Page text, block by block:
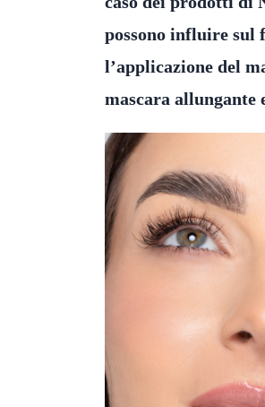
possono influire sul
l’applicazione del
mascara allungante